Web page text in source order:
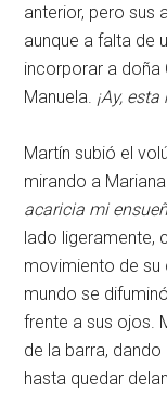
anterior, pero sus
aunque a falta de
incorporar a doña
Manuela. ¡Ay,
Martín subió el
mirando a
acaricia mi
lado ligeramente,
movimiento de su
mundo se
frente a sus ojos.
de la barra,
hasta quedar